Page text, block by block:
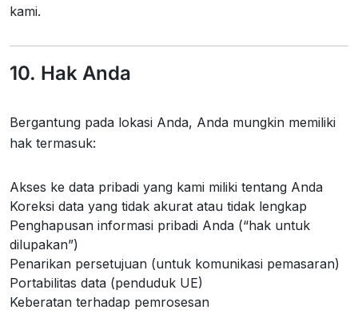
kami.
10. Hak Anda
Bergantung pada lokasi Anda, Anda mungkin memiliki
hak termasuk:
Akses ke data pribadi yang kami miliki tentang Anda
Koreksi data yang tidak akurat atau tidak lengkap
Penghapusan informasi pribadi Anda (“hak untuk
dilupakan”)
Penarikan persetujuan (untuk komunikasi pemasaran)
Portabilitas data (penduduk UE)
Keberatan terhadap pemrosesan